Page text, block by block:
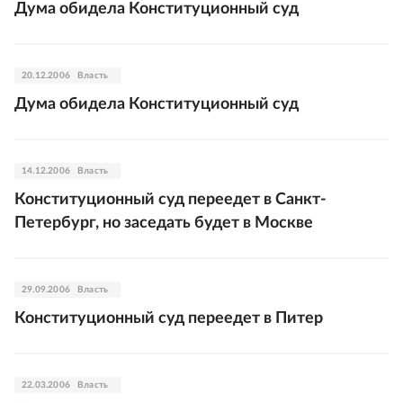
Дума обидела Конституционный суд
20.12.2006 Власть
Дума обидела Конституционный суд
14.12.2006 Власть
Конституционный суд переедет в Санкт-
Петербург, но заседать будет в Москве
29.09.2006 Власть
Конституционный суд переедет в Питер
22.03.2006 Власть